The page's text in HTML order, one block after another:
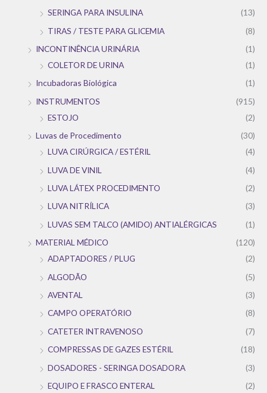
SERINGA PARA INSULINA
(13)
TIRAS / TESTE PARA GLICEMIA
(8)
INCONTINÊNCIA URINÁRIA
(1)
COLETOR DE URINA
(1)
Incubadoras Biológica
(1)
INSTRUMENTOS
(915)
ESTOJO
(2)
Luvas de Procedimento
(30)
LUVA CIRÚRGICA / ESTÉRIL
(4)
LUVA DE VINIL
(4)
LUVA LÁTEX PROCEDIMENTO
(2)
LUVA NITRÍLICA
(3)
LUVAS SEM TALCO (AMIDO) ANTIALÉRGICAS
(1)
MATERIAL MÉDICO
(120)
ADAPTADORES / PLUG
(2)
ALGODÃO
(5)
AVENTAL
(3)
CAMPO OPERATÓRIO
(8)
CATETER INTRAVENOSO
(7)
COMPRESSAS DE GAZES ESTÉRIL
(18)
DOSADORES - SERINGA DOSADORA
(3)
EQUIPO E FRASCO ENTERAL
(2)